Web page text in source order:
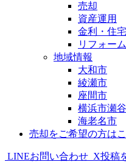
売却
資産運用
金利・住
リフォーム
地域情報
大和市
綾瀬市
座間市
横浜市瀬
海老名市
売却をご希望の方は
LINEお問い合わせ X投稿